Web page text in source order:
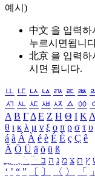
예시)
中文 을 입력하
누르시면됩니
北京 을 입력하
시면 됩니다.
ㅥ ㅦ ㅧ ㅨ ㅩ ㅪ ㅫ
ㅺ ㅻ ㅼ ㅽ ㅾ ㅿ ㆀ
Α Β ΓΔ Ε Ζ Η Θ Ι Κ
θ ι κ λ μ ν ξ ο π ρ σ τ υ
á à Á À é è É È ç Ç ê
Ä Ö Ü ä ö ü ß
ִֶֹ ֻּ ׁׂ ץ ת צ מ נ ה ב
‘ ’ “ ” 〔 〕 〈 〉 「 」